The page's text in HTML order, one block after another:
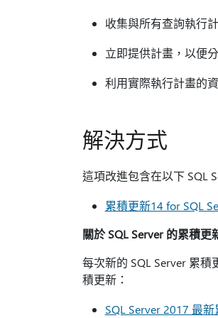
收集與所有查詢執行
立即提供計畫，以便
利用實際執行計畫的
解決方式
這項改進包含在以下 SQL
累積更新14 for SQL
關於 SQL Server 的累積更
每次新的 SQL Server 累
積更新：
SQL Server 2017 最